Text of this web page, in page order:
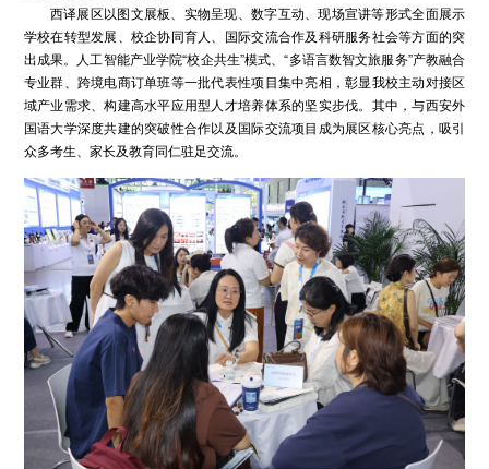
西译展区以图文展板、实物呈现、数字互动、现场宣讲等形式全面展示
学校在转型发展、校企协同育人、国际交流合作及科研服务社会等方面的突
出成果。人工智能产业学院“校企共生”模式、“多语言数智文旅服务”产教融合
专业群、跨境电商订单班等一批代表性项目集中亮相，彰显我校主动对接区
域产业需求、构建高水平应用型人才培养体系的坚实步伐。其中，与西安外
国语大学深度共建的突破性合作以及国际交流项目成为展区核心亮点，吸引
众多考生、家长及教育同仁驻足交流。